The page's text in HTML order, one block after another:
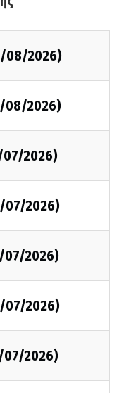
08/2026)
08/2026)
07/2026)
07/2026)
07/2026)
07/2026)
07/2026)